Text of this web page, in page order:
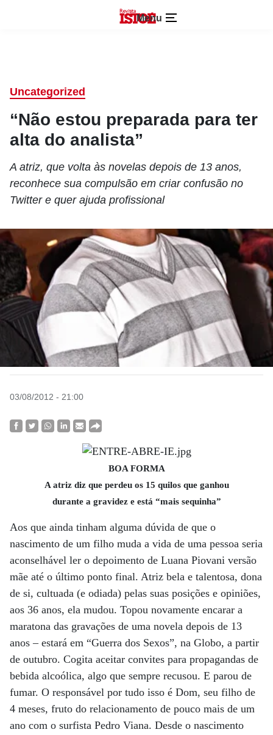
Menu
Uncategorized
“Não estou preparada para ter
alta do analista”
A atriz, que volta às novelas depois de 13 anos,
reconhece sua compulsão em criar confusão no
Twitter e quer ajuda profissional
03/08/2012 - 21:00
BOA FORMA
A atriz diz que perdeu os 15 quilos que ganhou
durante a gravidez e está “mais sequinha”
Aos que ainda tinham alguma dúvida de que o
nascimento de um filho muda a vida de uma pessoa seria
aconselhável ler o depoimento de Luana Piovani versão
mãe até o último ponto final. Atriz bela e talentosa, dona
de si, cultuada (e odiada) pelas suas posições e opiniões,
aos 36 anos, ela mudou. Topou novamente encarar a
maratona das gravações de uma novela depois de 13
anos – estará em “Guerra dos Sexos”, na Globo, a partir
de outubro. Cogita aceitar convites para propagandas de
bebida alcoólica, algo que sempre recusou. E parou de
fumar. O responsável por tudo isso é Dom, seu filho de
4 meses, fruto do relacionamento de pouco mais de um
ano com o surfista Pedro Viana. Desde o nascimento